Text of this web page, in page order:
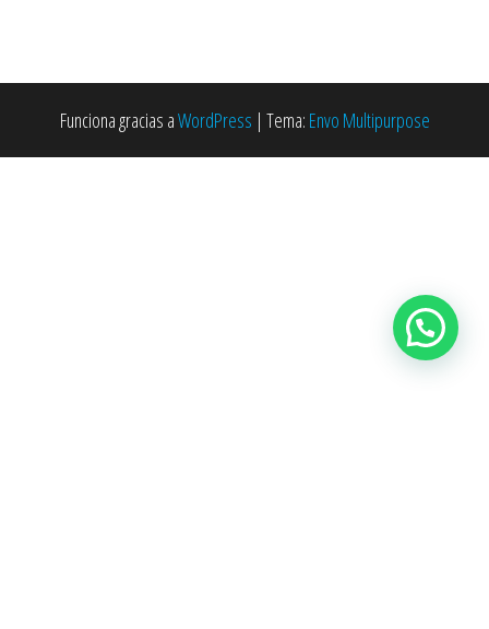
Funciona gracias aWordPress | Tema: Envo Multipurpose